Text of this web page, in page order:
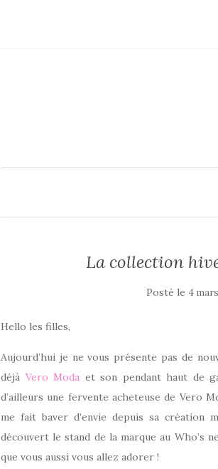
La collection
Posté le 4
Hello les filles,
Aujourd’hui je ne vous présente pas de
déjà Vero Moda et son pendant haut de
d’ailleurs une fervente acheteuse de Vero
me fait baver d’envie depuis sa création
découvert le stand de la marque au Who’s
que vous aussi vous allez adorer !